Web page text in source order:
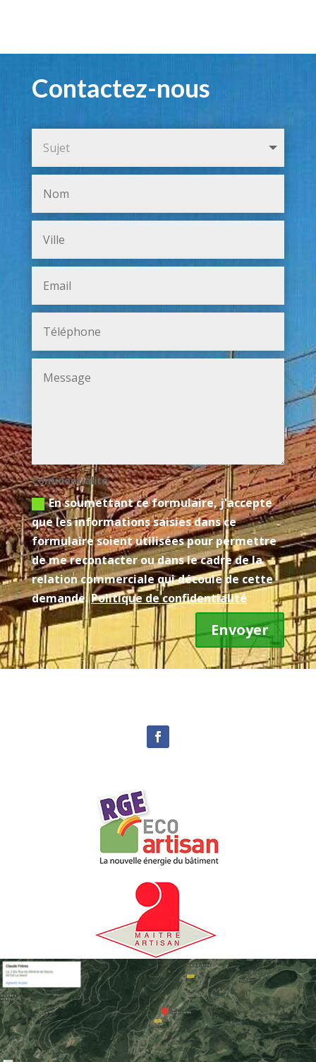
Contactez-nous
Confidentialité
En soumettant ce formulaire, j'accepte
que les informations saisies dans ce
formulaire soient utilisées pour permettre
de me recontacter ou dans le cadre de la
relation commerciale qui découle de cette
demande.Politique de confidentialité
Envoyer